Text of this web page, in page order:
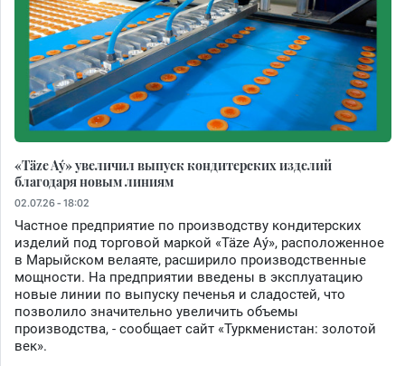
«Täze Aý» увеличил выпуск кондитерских изделий
благодаря новым линиям
02.07.26 - 18:02
Частное предприятие по производству кондитерских
изделий под торговой маркой «Täze Aý», расположенное
в Марыйском велаяте, расширило производственные
мощности. На предприятии введены в эксплуатацию
новые линии по выпуску печенья и сладостей, что
позволило значительно увеличить объемы
производства, - сообщает сайт «Туркменистан: золотой
век».